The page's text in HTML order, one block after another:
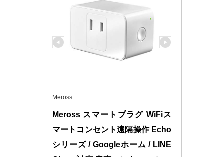
Meross
Meross スマートプラグ WiFiス
マートコンセント遠隔操作 Echo
シリーズ / Googleホーム / LINE